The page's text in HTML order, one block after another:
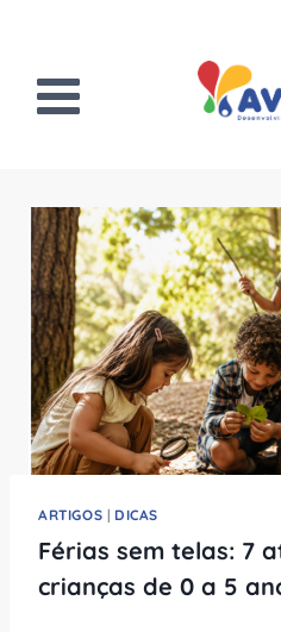
Conteúdo
ARTIGOS | DICAS
Férias sem telas: 7
crianças de 0 a 5